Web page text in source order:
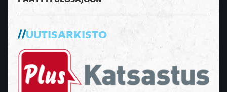
UUTISARKISTO